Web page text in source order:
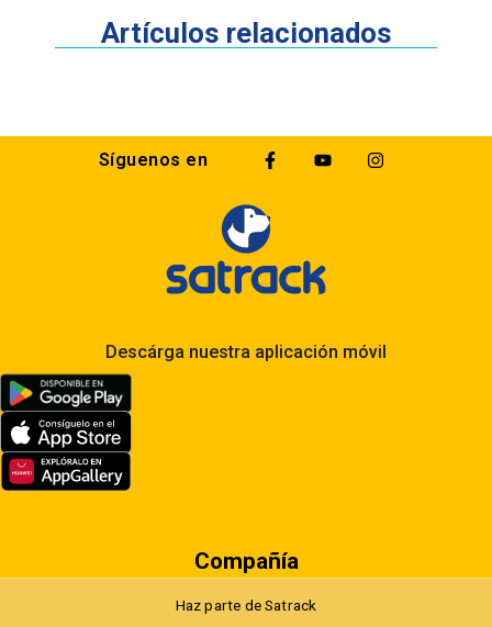
Artículos relacionados
Síguenos en
Descárga nuestra aplicación móvil
Compañía
Haz parte de Satrack